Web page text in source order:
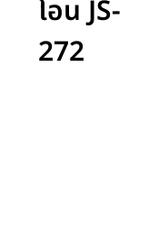
โอน JS-
272